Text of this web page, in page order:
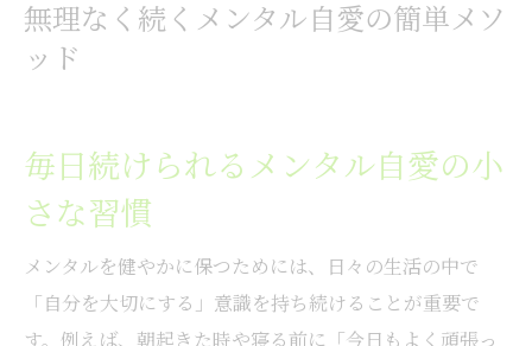
無理なく続くメンタル自愛の簡単メソ
ッド
毎日続けられるメンタル自愛の小
さな習慣
メンタルを健やかに保つためには、日々の生活の中で
「自分を大切にする」意識を持ち続けることが重要で
す。例えば、朝起きた時や寝る前に「今日もよく頑張っ